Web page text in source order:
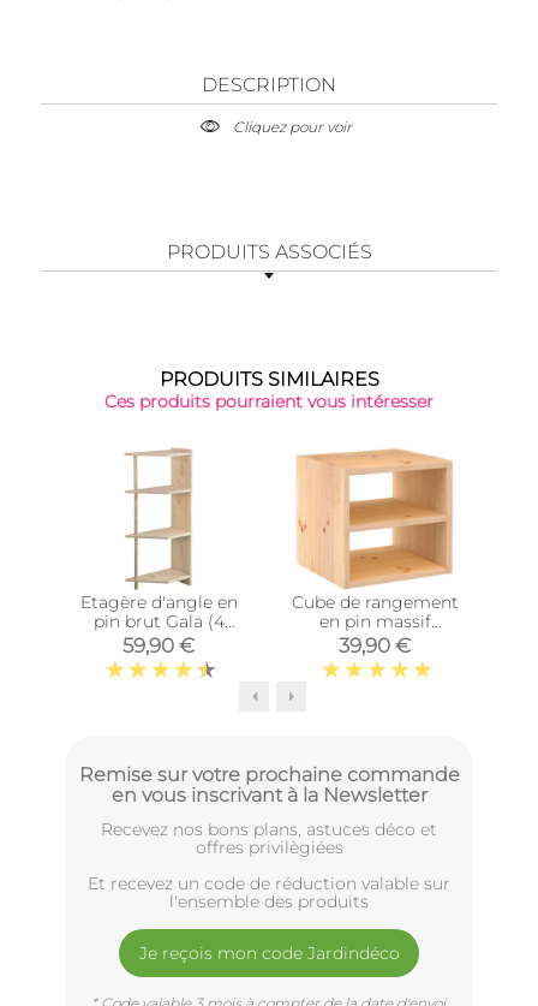
DESCRIPTION
Cliquez pour voir
PRODUITS ASSOCIÉS
PRODUITS SIMILAIRES
Ces produits pourraient vous intéresser
Etagère d'angle en
pin brut Gala (4
tablettes)
59,90 €
Cube de rangement
en pin massif
Dinamic (Tablette
intermédiaire)
39,90 €
Remise sur votre prochaine commande
en vous inscrivant à la Newsletter
Recevez nos bons plans, astuces déco et
offres privilègiées
Et recevez un code de réduction valable sur
l'ensemble des produits
Je reçois mon code Jardindéco